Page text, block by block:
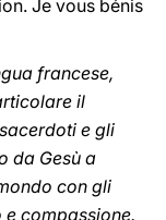
Je vous bénis
francese,
il
e gli
da Gesù a
con gli
compassione.